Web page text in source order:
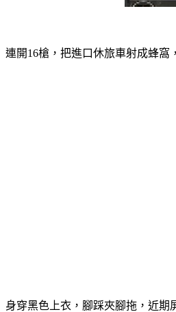
連開16槍，把進口休旅車射成蜂窩
身穿黑色上衣，腳踩夾腳拖，近期